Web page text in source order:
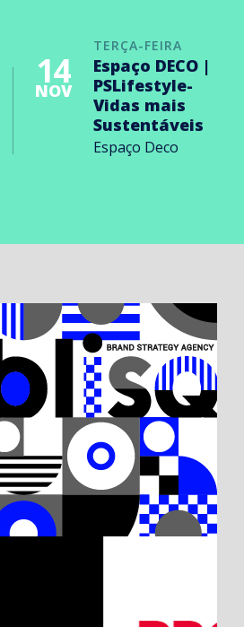
TERÇA-FEIRA
14
NOV
Espaço DECO |
PSLifestyle-
Vidas mais
Sustentáveis
Espaço Deco